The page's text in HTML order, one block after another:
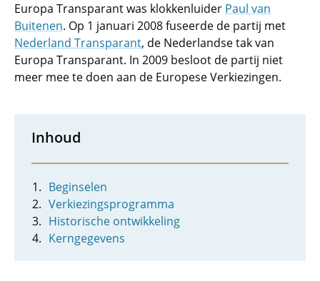
Europa Transparant was klokkenluider Paul van
Buitenen. Op 1 januari 2008 fuseerde de partij met
Nederland Transparant, de Nederlandse tak van
Europa Transparant. In 2009 besloot de partij niet
meer mee te doen aan de Europese Verkiezingen.
Inhoud
Beginselen
Verkiezingsprogramma
Historische ontwikkeling
Kerngegevens